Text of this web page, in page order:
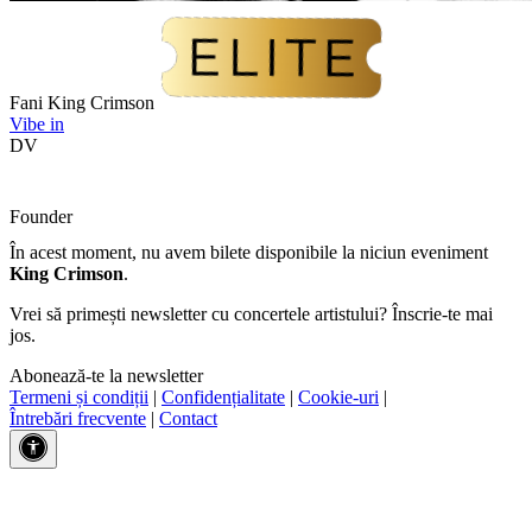
Fani King Crimson
Vibe in
DV
Founder
În acest moment, nu avem bilete disponibile la niciun eveniment
King Crimson.
Vrei să primești newsletter cu concertele artistului? Înscrie-te mai
jos.
Abonează-te la newsletter
Termeni și condiții | Confidențialitate | Cookie-uri |
Întrebări frecvente | Contact